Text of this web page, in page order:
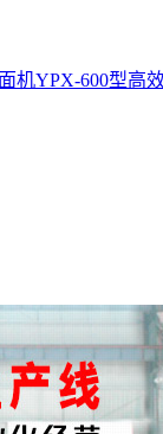
机YPX-600型高